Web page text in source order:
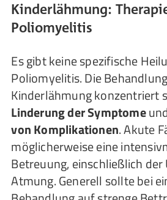
Kinderlähmung:
Poliomyelitis
Es gibt keine spezifische
Poliomyelitis. Die
Kinderlähmung konzentriert
Linderung der Symptome
von Komplikationen. Akute
möglicherweise eine
Betreuung, einschließlich
Atmung. Generell sollte bei